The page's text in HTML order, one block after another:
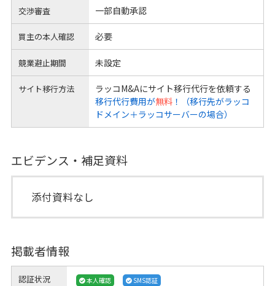
交渉審査 一部自動承認
買主の本人確認 必要
競業避止期間 未設定
サイト移行方法
ラッコM&Aにサイト移行代行を依頼する
移行代行費用が無料！（移行先がラッコ
ドメイン＋ラッコサーバーの場合）
エビデンス・補足資料
添付資料なし
掲載者情報
認証状況 本人確認
SMS認証